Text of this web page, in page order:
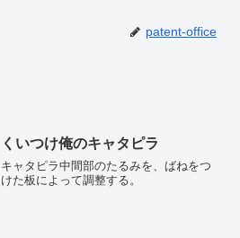
patent-office
くいつけ俺のキャタピラ
キャタピラ中間部のたるみを、ばねをつ
けた板によって調整する。